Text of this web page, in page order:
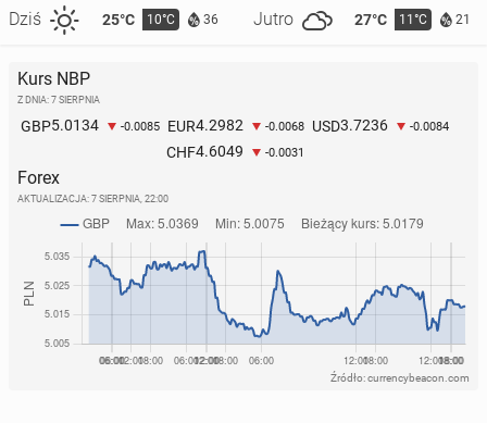
Dziś 25°C 10°C 36 Jutro 27°C 11°C 21
Kurs NBP
Z DNIA: 7 SIERPNIA
GBP5.0134 -0.0085 EUR4.2982 -0.0068 USD3.7236 -0.0084
CHF4.6049 -0.0031
Forex
AKTUALIZACJA: 7 SIERPNIA, 22:00
Źródło: currencybeacon.com